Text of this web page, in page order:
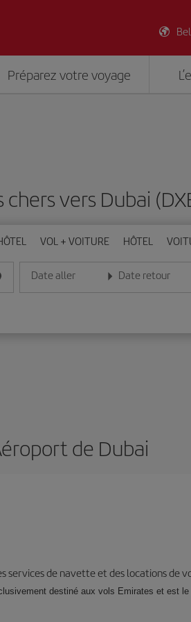
Préparez votre voyage
chers vers Dubai
VOL + VOITURE HÔTEL
Date aller
Entrez la date au format jour/mois/année
Date retour
Entrez la date au
de Dubai
services de navette et des locations de
destiné aux vols Emirates et est